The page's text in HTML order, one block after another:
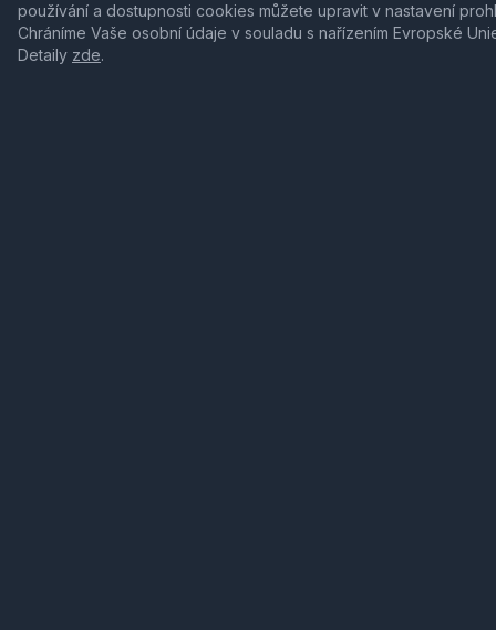
používání a dostupnosti cookies můžete upravit v nastavení
Chráníme Vaše osobní údaje v souladu s nařízením Evropské
Detaily zde.